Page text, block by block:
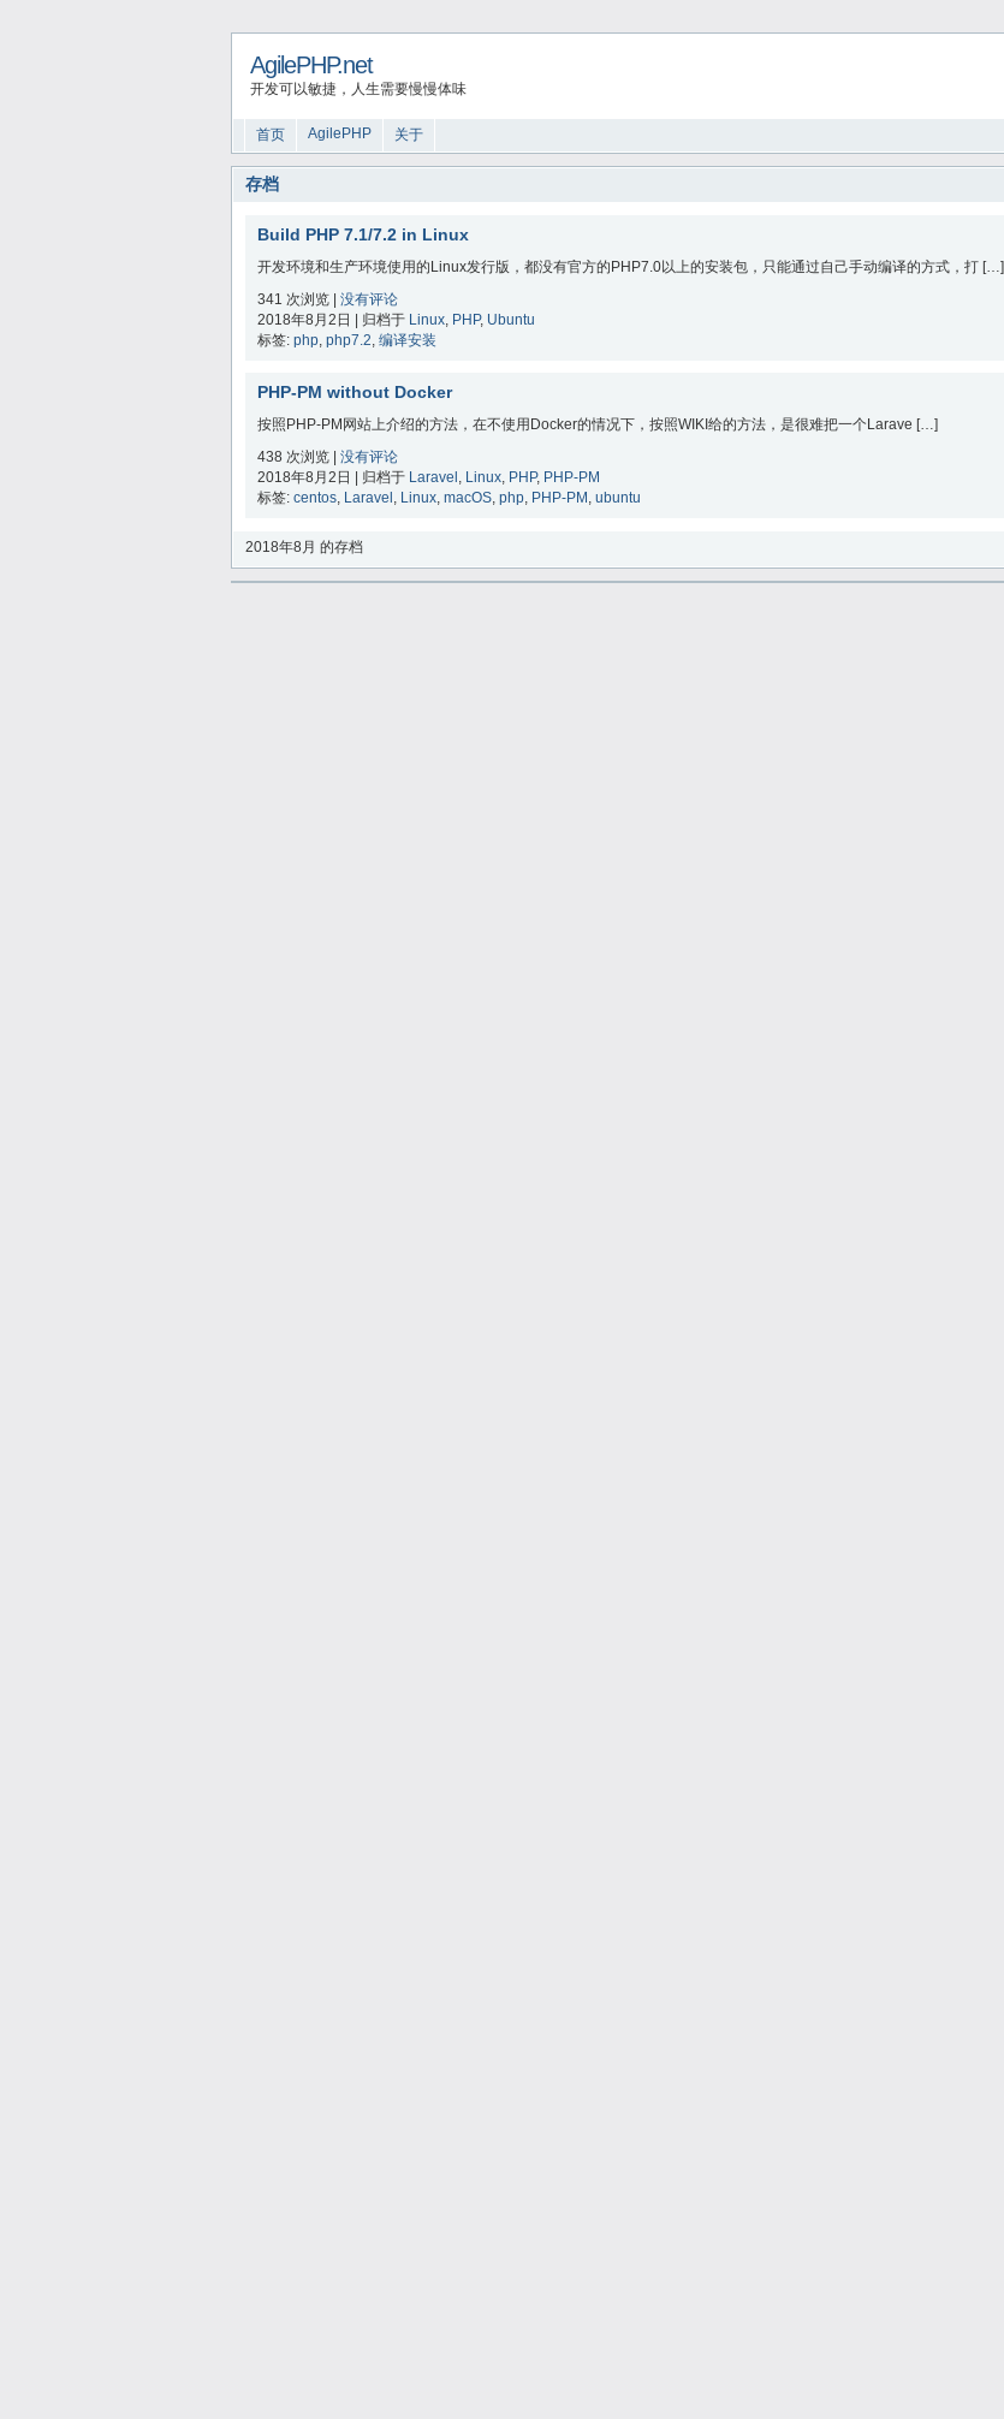
AgilePHP.net
开发可以敏捷，人生需要慢慢体味
首页 AgilePHP 关于
存档
Build PHP 7.1/7.2 in Linux
开发环境和生产环境使用的Linux发行版，都没有官方的PHP7.0以上的安装包，只能通过自己手动编译的方式，打 […]
341 次浏览 | 没有评论
2018年8月2日 | 归档于 Linux, PHP, Ubuntu
标签: php, php7.2, 编译安装
PHP-PM without Docker
按照PHP-PM网站上介绍的方法，在不使用Docker的情况下，按照WIKI给的方法，是很难把一个Larave […]
438 次浏览 | 没有评论
2018年8月2日 | 归档于 Laravel , Linux, PHP, PHP-PM
标签: centos, Laravel , Linux, macOS, php, PHP-PM , ubuntu
2018年8月 的存档